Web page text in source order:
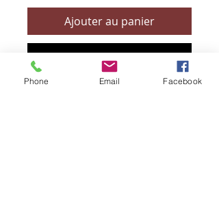
Ajouter au panier
Commander et payer
Phone Email Facebook